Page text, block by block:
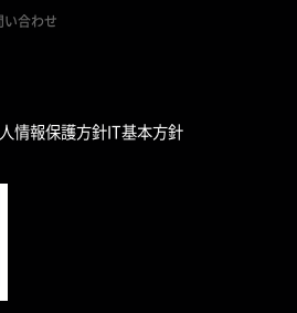
い合わせ
情報保護方針IT基本方針